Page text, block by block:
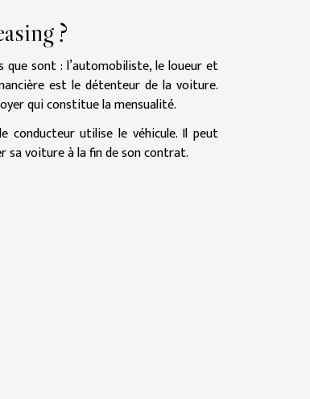
?
sont : l’automobiliste, le loueur et
est le détenteur de la voiture.
qui constitue la mensualité.
conducteur utilise le véhicule. Il peut
sa voiture à la fin de son contrat.